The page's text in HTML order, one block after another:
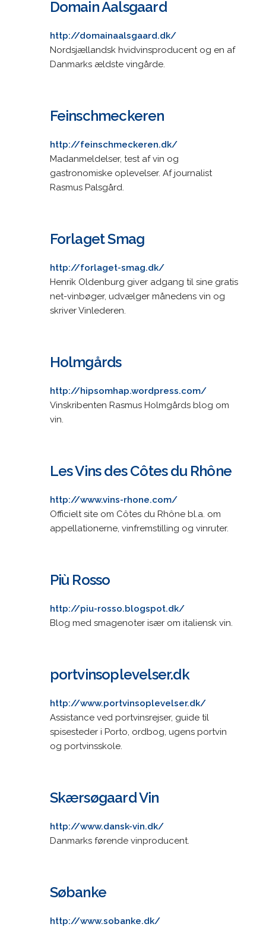
Domain Aalsgaard
http://domainaalsgaard.dk/
Nordsjællandsk hvidvinsproducent og en af
Danmarks ældste vingårde.
Feinschmeckeren
http://feinschmeckeren.dk/
Madanmeldelser, test af vin og
gastronomiske oplevelser. Af journalist
Rasmus Palsgård.
Forlaget Smag
http://forlaget-smag.dk/
Henrik Oldenburg giver adgang til sine gratis
net-vinbøger, udvælger månedens vin og
skriver Vinlederen.
Holmgårds
http://hipsomhap.wordpress.com/
Vinskribenten Rasmus Holmgårds blog om
vin.
Les Vins des Côtes du Rhône
http://www.vins-rhone.com/
Officielt site om Côtes du Rhône bl.a. om
appellationerne, vinfremstilling og vinruter.
Più Rosso
http://piu-rosso.blogspot.dk/
Blog med smagenoter især om italiensk vin.
portvinsoplevelser.dk
http://www.portvinsoplevelser.dk/
Assistance ved portvinsrejser, guide til
spisesteder i Porto, ordbog, ugens portvin
og portvinsskole.
Skærsøgaard Vin
http://www.dansk-vin.dk/
Danmarks førende vinproducent.
Søbanke
http://www.sobanke.dk/